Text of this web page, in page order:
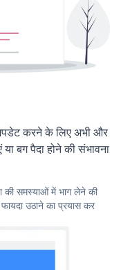
करने के लिए अभी और
बग पैदा होने की संभावना
की समस्याओं में भाग लेने की
उठाने का प्रयास कर